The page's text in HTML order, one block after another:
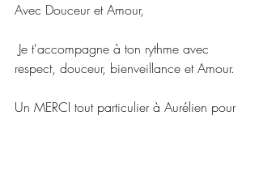
Avec Douceur et Amour,
Je t'accompagne à ton rythme avec
respect, douceur, bienveillance et Amour.
Un MERCI tout particulier à Aurélien pour